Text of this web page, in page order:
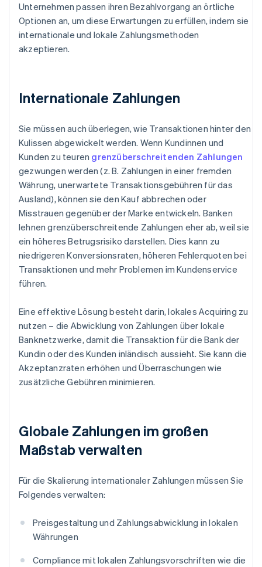
Unternehmen passen ihren Bezahlvorgang an örtliche
Optionen an, um diese Erwartungen zu erfüllen, indem sie
internationale und lokale Zahlungsmethoden
akzeptieren.
Internationale Zahlungen
Sie müssen auch überlegen, wie Transaktionen hinter den
Kulissen abgewickelt werden. Wenn Kundinnen und
Kunden zu teuren grenzüberschreitenden Zahlungen
gezwungen werden (z. B. Zahlungen in einer fremden
Währung, unerwartete Transaktionsgebühren für das
Ausland), können sie den Kauf abbrechen oder
Misstrauen gegenüber der Marke entwickeln. Banken
lehnen grenzüberschreitende Zahlungen eher ab, weil sie
ein höheres Betrugsrisiko darstellen. Dies kann zu
niedrigeren Konversionsraten, höheren Fehlerquoten bei
Transaktionen und mehr Problemen im Kundenservice
führen.
Eine effektive Lösung besteht darin, lokales Acquiring zu
nutzen – die Abwicklung von Zahlungen über lokale
Banknetzwerke, damit die Transaktion für die Bank der
Kundin oder des Kunden inländisch aussieht. Sie kann die
Akzeptanzraten erhöhen und Überraschungen wie
zusätzliche Gebühren minimieren.
Globale Zahlungen im großen
Maßstab verwalten
Für die Skalierung internationaler Zahlungen müssen Sie
Folgendes verwalten:
Preisgestaltung und Zahlungsabwicklung in lokalen
Währungen
Compliance mit lokalen Zahlungsvorschriften wie die